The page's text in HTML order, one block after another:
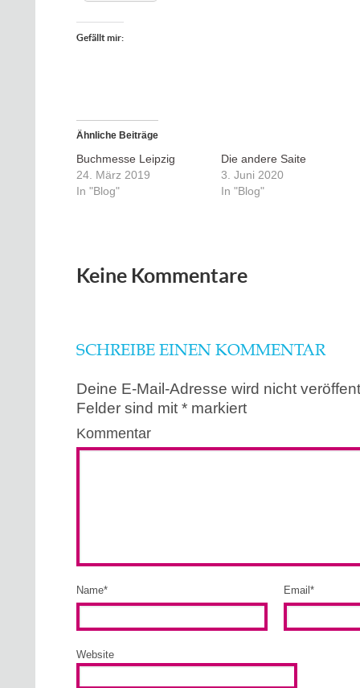
Gefällt mir:
Ähnliche Beiträge
Buchmesse Leipzig
24. März 2019
In "Blog"
Die andere Saite
3. Juni 2020
In "Blog"
Keine Kommentare
SCHREIBE EINEN KOMMENTAR
Deine E-Mail-Adresse wird nicht
Felder sind mit * markiert
Kommentar
Name* Email *
Website